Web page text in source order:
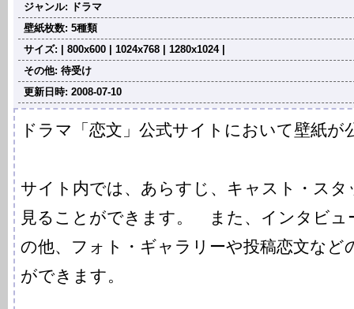
ジャンル: ドラマ
壁紙枚数: 5種類
サイズ: | 800x600 | 1024x768 | 1280x1024 |
その他: 待受け
更新日時: 2008-07-10
ドラマ「恋文」公式サイトにおいて壁紙が
サイト内では、あらすじ、キャスト・ス
見ることができます。 また、インタビュ
の他、フォト・ギャラリーや投稿恋文など
ができます。